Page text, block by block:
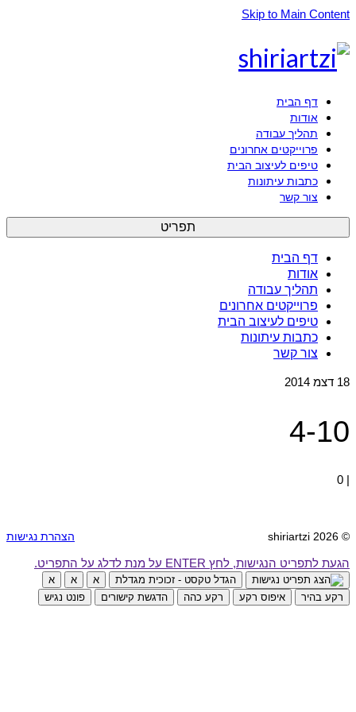
Skip to Main Content
דף הבית
אודות
תהליך עבודה
פרוייקטים אחרונים
טיפים לעיצוב הבית
כתבות עיתונות
צור קשר
תפריט
דף הבית
אודות
תהליך עבודה
פרוייקטים אחרונים
טיפים לעיצוב הבית
כתבות עיתונות
צור קשר
18 דצמ 2014
4-10
|
0
הצהרת נגישות © 2026 shiriartzi
הגעת לתפריט הנגישות, לחץ ENTER על מנת לדלג על התפריט.
הגדל טקסט - זכוכית מגדלת א א
א
רקע בהיר
איפוס רקע רקע כהה הדגשת קישורים פונט נגיש